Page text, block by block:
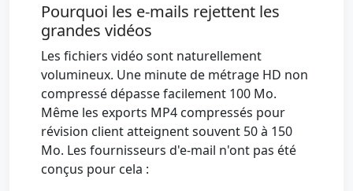
Pourquoi les e-mails rejettent les
grandes vidéos
Les fichiers vidéo sont naturellement
volumineux. Une minute de métrage HD non
compressé dépasse facilement 100 Mo.
Même les exports MP4 compressés pour
révision client atteignent souvent 50 à 150
Mo. Les fournisseurs d'e-mail n'ont pas été
conçus pour cela :